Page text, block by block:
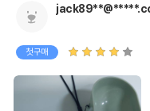
유통기한
첫구매